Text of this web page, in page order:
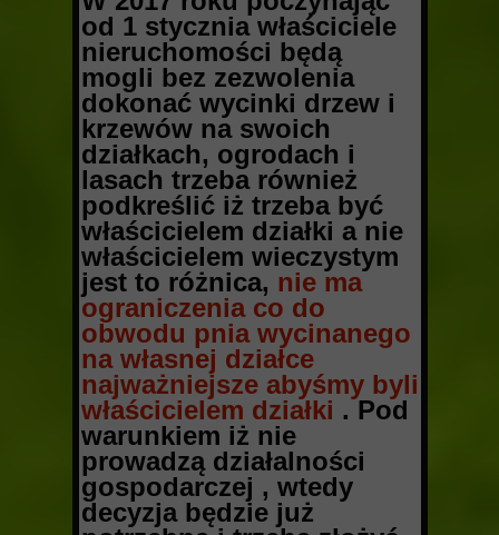
od 1 stycznia właściciele
nieruchomości będą
mogli bez zezwolenia
dokonać wycinki drzew i
krzewów na swoich
działkach, ogrodach i
lasach trzeba również
podkreślić iż trzeba być
właścicielem działki a nie
właścicielem wieczystym
jest to różnica, nie ma
ograniczenia co do
obwodu pnia wycinanego
na własnej działce
najważniejsze abyśmy byli
właścicielem działki . Pod
warunkiem iż nie
prowadzą działalności
gospodarczej , wtedy
decyzja będzie już